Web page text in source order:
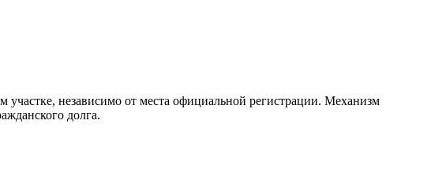
независимо от места официальной регистрации. Механизм
долга.